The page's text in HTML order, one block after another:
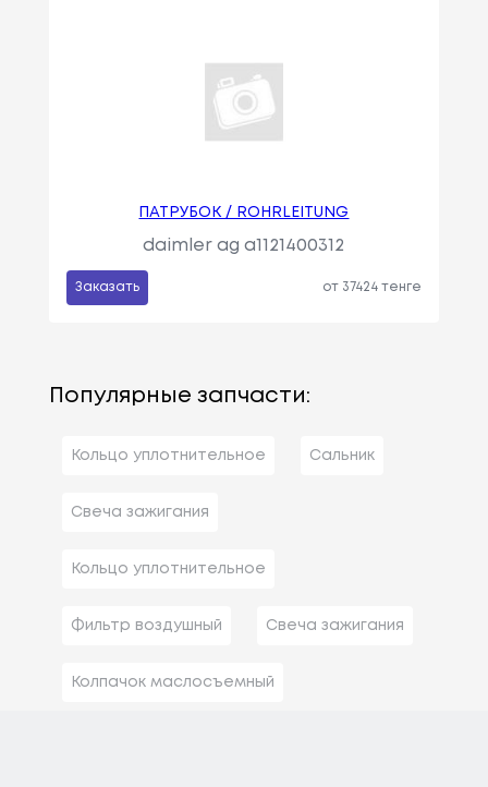
ПАТРУБОК / ROHRLEITUNG
daimler ag a1121400312
Заказать от 37424 тенге
Популярные запчасти:
Кольцо уплотнительное Сальник
Свеча зажигания
Кольцо уплотнительное
Фильтр воздушный Свеча зажигания
Колпачок маслосъемный